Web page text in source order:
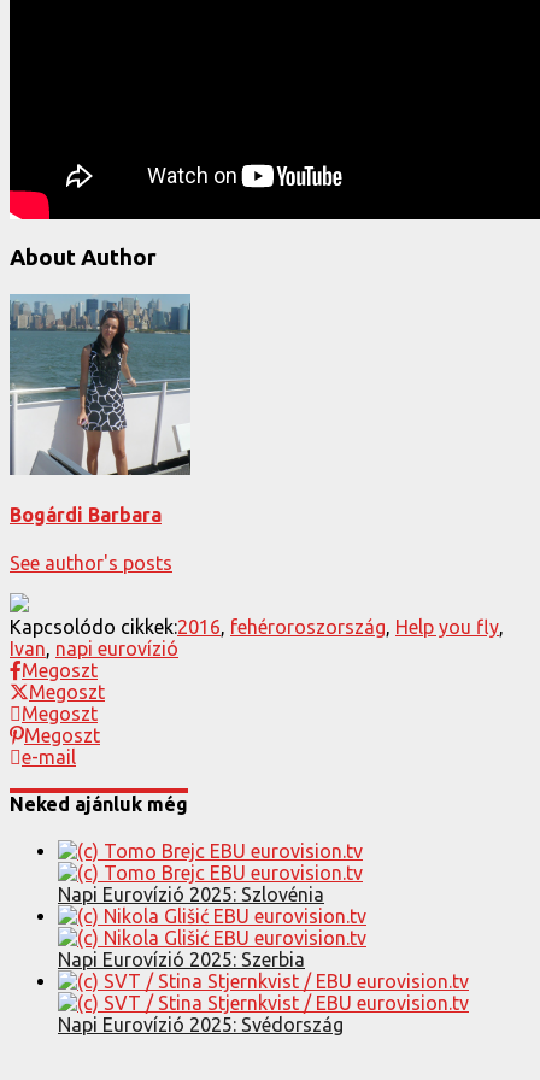
About Author
Bogárdi Barbara
See author's posts
Kapcsolódo cikkek:2016 fehéroroszország Help you fly
Ivan napi eurovízió
Megoszt
Megoszt
Megoszt
Megoszt
e-mail
Neked ajánluk még
Napi Eurovízió 2025: Szlovénia
Napi Eurovízió 2025: Szerbia
Napi Eurovízió 2025: Svédország